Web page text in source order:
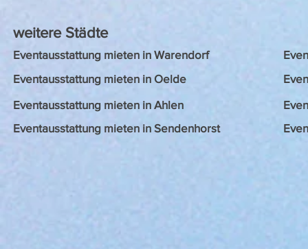
weitere Städte
Eventausstattung mieten in Warendorf
Eventausstattung mieten in Oelde
Eventausstattung mieten in Ahlen
Eventausstattung mieten in Sendenhorst